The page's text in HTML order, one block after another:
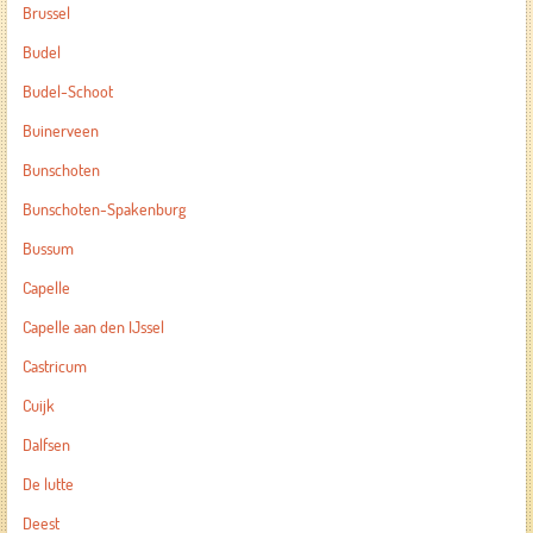
Brussel
Budel
Budel-Schoot
Buinerveen
Bunschoten
Bunschoten-Spakenburg
Bussum
Capelle
Capelle aan den IJssel
Castricum
Cuijk
Dalfsen
De lutte
Deest